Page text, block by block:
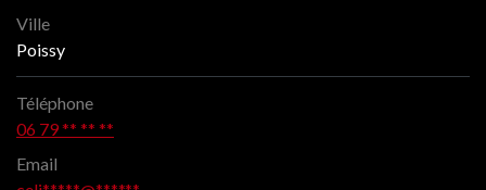
Ville
Poissy
Téléphone
06 79 ** ** **
Email